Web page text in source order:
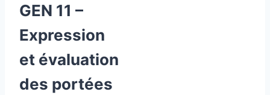
GEN 11 –
Expression
et évaluation
des portées